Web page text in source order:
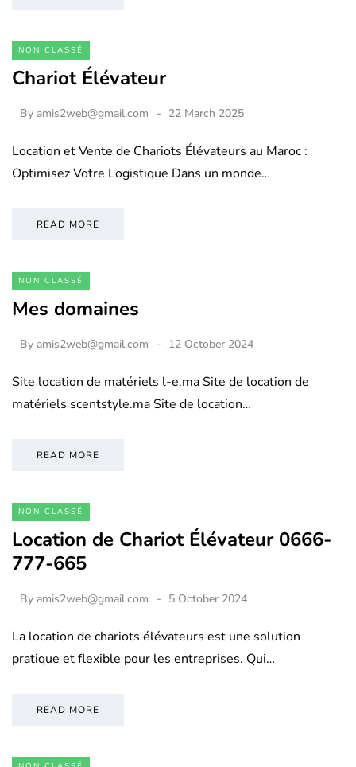
NON CLASSÉ
Chariot Élévateur
By amis2web@gmail.com 22 March 2025
Location et Vente de Chariots Élévateurs au Maroc :
Optimisez Votre Logistique Dans un monde…
READ MORE
NON CLASSÉ
Mes domaines
By amis2web@gmail.com 12 October 2024
Site location de matériels l-e.ma Site de location de
matériels scentstyle.ma Site de location…
READ MORE
NON CLASSÉ
Location de Chariot Élévateur 0666-
777-665
By amis2web@gmail.com 5 October 2024
La location de chariots élévateurs est une solution
pratique et flexible pour les entreprises. Qui…
READ MORE